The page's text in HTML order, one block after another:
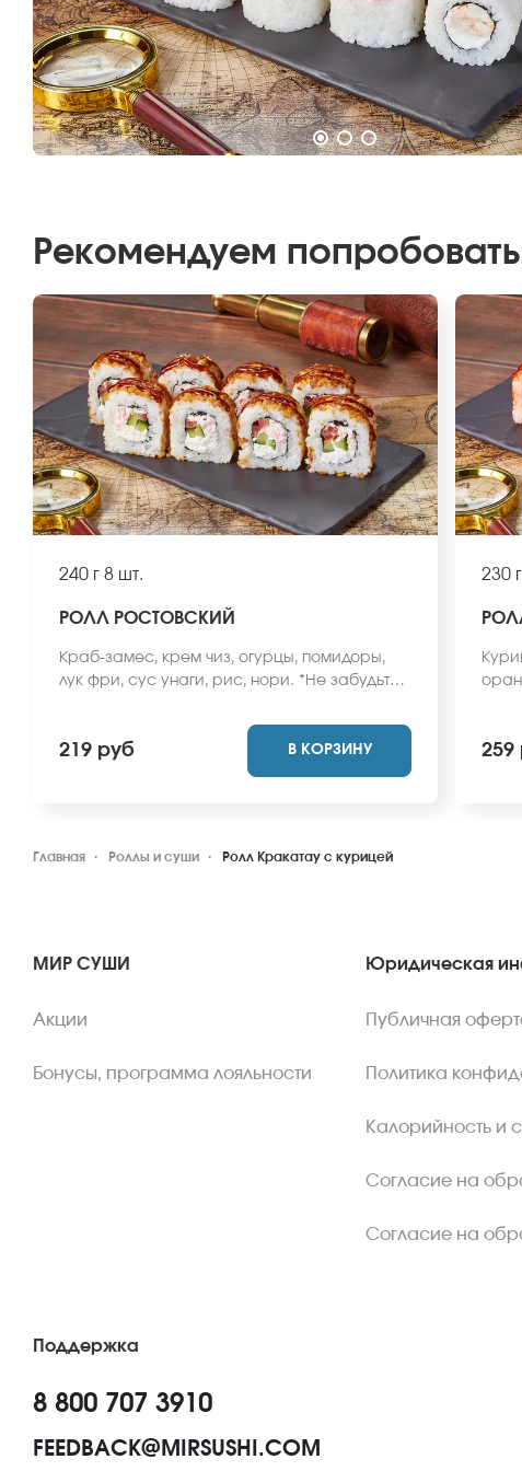
Рекомендуем попробовать
240 г 8 шт.
РОЛЛ РОСТОВСКИЙ
Краб-замес, крем чиз, огурцы, помидоры,
лук фри, сус унаги, рис, нори. *Не забудьте
Они не входят в стоимость заказа. *Внешний
вид блюда может отличаться от фото на
219 руб В КОРЗИНУ
230 г
и
259
Главная Роллы и суши Ролл Кракатау с курицей
МИР СУШИ
Акции
Бонусы, программа лояльности
Юридическая
Публичная
Политика
Калорийность и
Согласие на
Согласие на
Поддержка
8 800 707 3910
FEEDBACK@MIRSUSHI.COM